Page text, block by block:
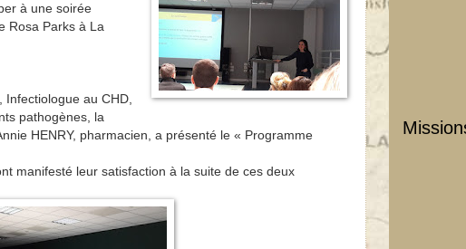
à une soirée
Rosa Parks à La
au CHD,
pathogènes, la
HENRY, pharmacien, a présenté le « Programme
manifesté leur satisfaction à la suite de ces deux